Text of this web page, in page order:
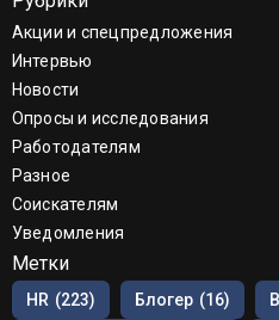
Акции и спецпредложения
Интервью
Новости
Опросы и исследования
Работодателям
Разное
Соискателям
Уведомления
Метки
HR (223) Блогер (16)